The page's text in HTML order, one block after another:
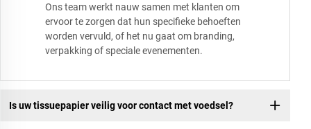
Ons team werkt nauw samen met klanten om
ervoor te zorgen dat hun specifieke behoeften
worden vervuld, of het nu gaat om branding,
verpakking of speciale evenementen.
Is uw tissuepapier veilig voor contact met voedsel?